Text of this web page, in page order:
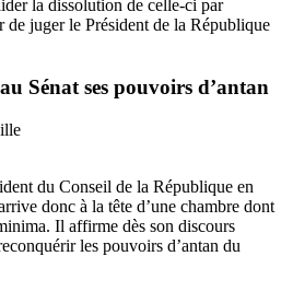
la dissolution de celle-ci par
juger le Président de la République
Sénat ses pouvoirs d’antan
du Conseil de la République en
donc à la tête d’une chambre dont
Il affirme dès son discours
les pouvoirs d’antan du